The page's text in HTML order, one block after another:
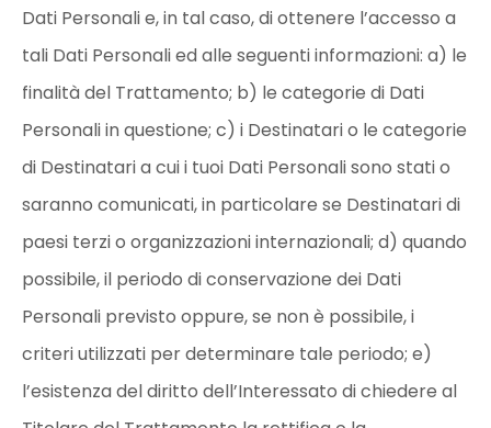
Dati Personali e, in tal caso, di ottenere l’accesso a
tali Dati Personali ed alle seguenti informazioni: a) le
finalità del Trattamento; b) le categorie di Dati
Personali in questione; c) i Destinatari o le categorie
di Destinatari a cui i tuoi Dati Personali sono stati o
saranno comunicati, in particolare se Destinatari di
paesi terzi o organizzazioni internazionali; d) quando
possibile, il periodo di conservazione dei Dati
Personali previsto oppure, se non è possibile, i
criteri utilizzati per determinare tale periodo; e)
l’esistenza del diritto dell’Interessato di chiedere al